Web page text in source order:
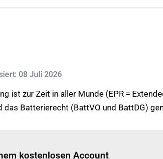
08 Juli 2026
ist zur Zeit in aller Munde (EPR =
Batterierecht (BattVO und BattDG)
kostenlosen Account